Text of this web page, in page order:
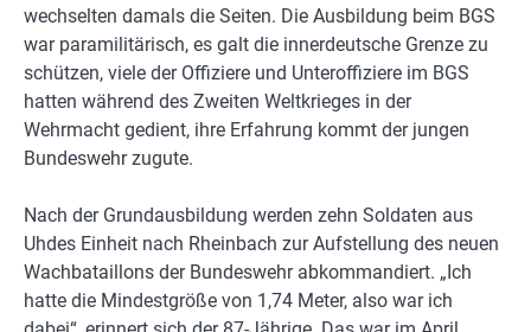
wechselten damals die Seiten. Die Ausbildung beim BGS
war paramilitärisch, es galt die innerdeutsche Grenze zu
schützen, viele der Offiziere und Unteroffiziere im BGS
hatten während des Zweiten Weltkrieges in der
Wehrmacht gedient, ihre Erfahrung kommt der jungen
Bundeswehr zugute.
Nach der Grundausbildung werden zehn Soldaten aus
Uhdes Einheit nach Rheinbach zur Aufstellung des neuen
Wachbataillons der Bundeswehr abkommandiert. „Ich
hatte die Mindestgröße von 1,74 Meter, also war ich